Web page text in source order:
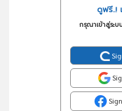
ดูฟรี..!
กรุณาเข้าสู่ระ